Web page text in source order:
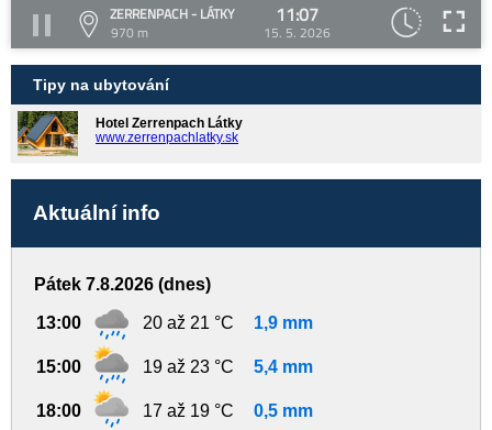
ZERRENPACH - LÁTKY
970 m
11:07
15. 5. 2026
Tipy na ubytování
Hotel Zerrenpach Látky
www.zerrenpachlatky.sk
Aktuální info
Pátek 7.8.2026 (dnes)
13:00 20 až 21 °C 1,9 mm
15:00 19 až 23 °C 5,4 mm
18:00 17 až 19 °C 0,5 mm